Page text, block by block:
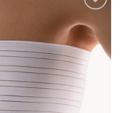
Add to
wishlist